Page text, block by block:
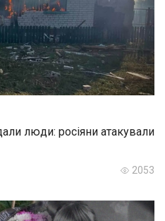
люди: росіяни атакували
2053